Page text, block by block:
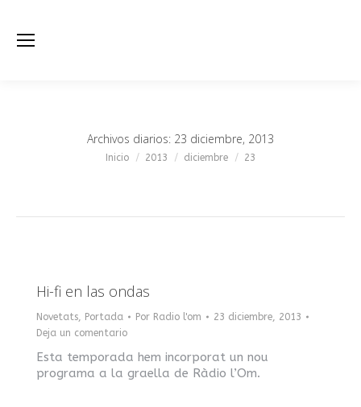
Archivos diarios: 23 diciembre, 2013
Estás aquí:
Inicio 2013 diciembre 23
Hi-fi en las ondas
Novetats, Portada Por Radio l'om
23 diciembre, 2013
Deja un comentario
Esta temporada hem incorporat un nou
programa a la graella de Ràdio l’Om.